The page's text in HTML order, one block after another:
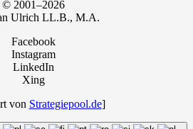
© 2001–2026
Ulrich LL.B., M.A.
Facebook
Instagram
LinkedIn
Xing
von Strategiepool.de]